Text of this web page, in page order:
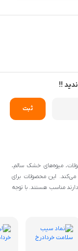
!!
میوه‌های خشک سالم،
این محصولات برای
مناسب هستند. با توجه
استفاده می‌شود، می‌توانند